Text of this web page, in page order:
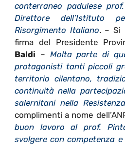
conterraneo padulese prof.
Direttore dell’Istituto
Risorgimento Italiano. – Si
firma del Presidente
Baldi – Molta parte di
protagonisti tanti piccoli
territorio cilentano,
continuità nella
salernitani nella Resistenza
complimenti a nome
buon lavoro al prof.
svolgere con competenza